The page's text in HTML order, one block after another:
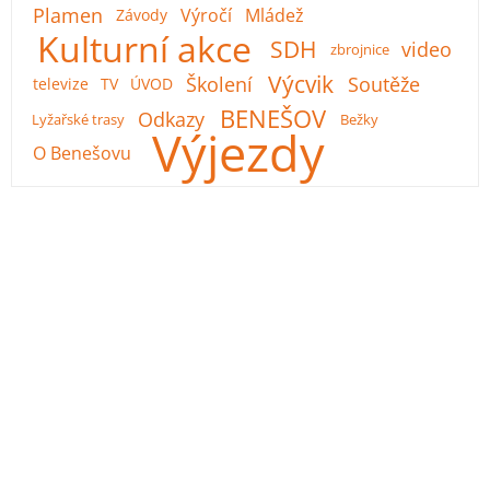
Plamen Závody Výročí Mládež
Kulturní akce SDH zbrojnice video
televize TV ÚVOD Školení Výcvik Soutěže
Lyžařské trasy Odkazy BENEŠOV Bežky
O Benešovu Výjezdy